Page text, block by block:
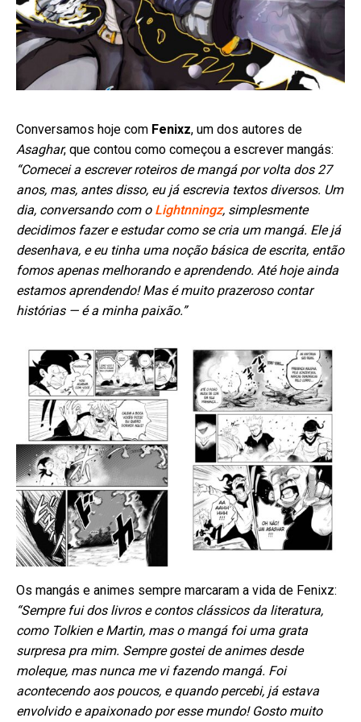
Conversamos hoje com Fenixz, um dos autores de
Asaghar, que contou como começou a escrever mangás:
“Comecei a escrever roteiros de mangá por volta dos 27
anos, mas, antes disso, eu já escrevia textos diversos. Um
dia, conversando com o Lightnningz, simplesmente
decidimos fazer e estudar como se cria um mangá. Ele já
desenhava, e eu tinha uma noção básica de escrita, então
fomos apenas melhorando e aprendendo. Até hoje ainda
estamos aprendendo! Mas é muito prazeroso contar
histórias — é a minha paixão.”
Os mangás e animes sempre marcaram a vida de Fenixz:
“Sempre fui dos livros e contos clássicos da literatura,
como Tolkien e Martin, mas o mangá foi uma grata
surpresa pra mim. Sempre gostei de animes desde
moleque, mas nunca me vi fazendo mangá. Foi
acontecendo aos poucos, e quando percebi, já estava
envolvido e apaixonado por esse mundo! Gosto muito